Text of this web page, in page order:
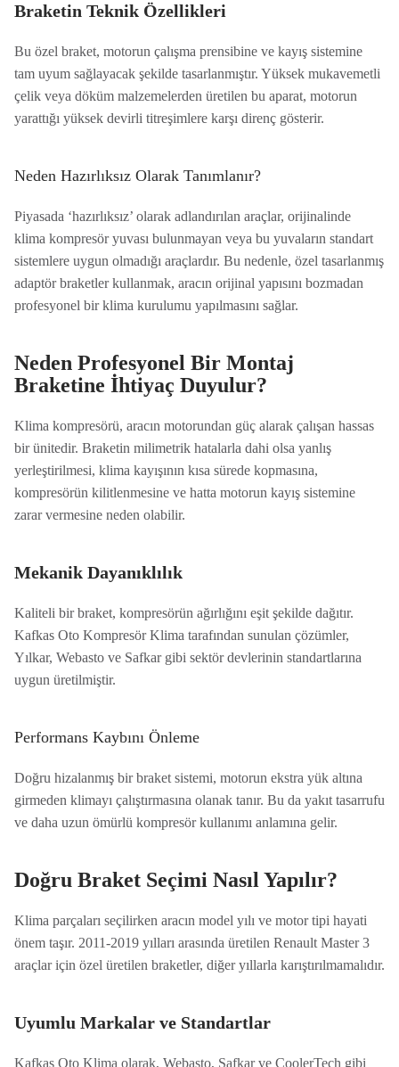
Braketin Teknik Özellikleri
Bu özel braket, motorun çalışma prensibine ve kayış sistemine
tam uyum sağlayacak şekilde tasarlanmıştır. Yüksek mukavemetli
çelik veya döküm malzemelerden üretilen bu aparat, motorun
yarattığı yüksek devirli titreşimlere karşı direnç gösterir.
Neden Hazırlıksız Olarak Tanımlanır?
Piyasada ‘hazırlıksız’ olarak adlandırılan araçlar, orijinalinde
klima kompresör yuvası bulunmayan veya bu yuvaların standart
sistemlere uygun olmadığı araçlardır. Bu nedenle, özel tasarlanmış
adaptör braketler kullanmak, aracın orijinal yapısını bozmadan
profesyonel bir klima kurulumu yapılmasını sağlar.
Neden Profesyonel Bir Montaj
Braketine İhtiyaç Duyulur?
Klima kompresörü, aracın motorundan güç alarak çalışan hassas
bir ünitedir. Braketin milimetrik hatalarla dahi olsa yanlış
yerleştirilmesi, klima kayışının kısa sürede kopmasına,
kompresörün kilitlenmesine ve hatta motorun kayış sistemine
zarar vermesine neden olabilir.
Mekanik Dayanıklılık
Kaliteli bir braket, kompresörün ağırlığını eşit şekilde dağıtır.
Kafkas Oto Kompresör Klima tarafından sunulan çözümler,
Yılkar, Webasto ve Safkar gibi sektör devlerinin standartlarına
uygun üretilmiştir.
Performans Kaybını Önleme
Doğru hizalanmış bir braket sistemi, motorun ekstra yük altına
girmeden klimayı çalıştırmasına olanak tanır. Bu da yakıt tasarrufu
ve daha uzun ömürlü kompresör kullanımı anlamına gelir.
Doğru Braket Seçimi Nasıl Yapılır?
Klima parçaları seçilirken aracın model yılı ve motor tipi hayati
önem taşır. 2011-2019 yılları arasında üretilen Renault Master 3
araçlar için özel üretilen braketler, diğer yıllarla karıştırılmamalıdır.
Uyumlu Markalar ve Standartlar
Kafkas Oto Klima olarak, Webasto, Safkar ve CoolerTech gibi